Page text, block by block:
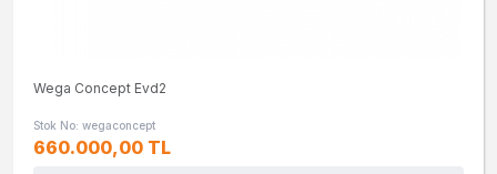
Wega Concept Evd2
Stok No: wegaconcept
660.000,00 TL